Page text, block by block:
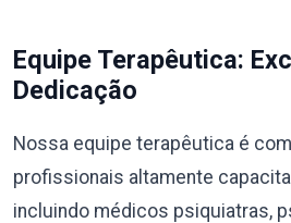
Equipe Terapêutica:
Dedicação
Nossa equipe terapêutica é
profissionais altamente
incluindo médicos psiquiatras,